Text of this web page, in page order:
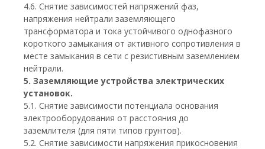
4.6. Снятие зависимостей напряжений фаз,
напряжения нейтрали заземляющего
трансформатора и тока устойчивого однофазного
короткого замыкания от активного сопротивления в
месте замыкания в сети с резистивным заземлением
нейтрали.
5. Заземляющие устройства электрических
установок.
5.1. Снятие зависимости потенциала основания
электрооборудования от расстояния до
заземлителя (для пяти типов грунтов).
5.2. Снятие зависимости напряжения прикосновения